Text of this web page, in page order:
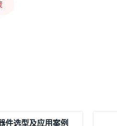
件选型及应用案例